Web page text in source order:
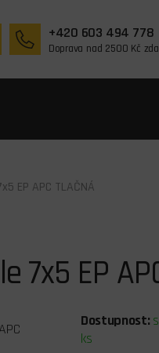
+420 603 494 778
Doprava nad 2500 Kč
EP APC TLAČNÁ
7x5 EP
Dostupnost:
ks